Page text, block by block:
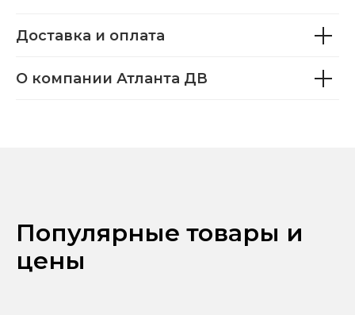
Доставка и оплата
О компании Атланта ДВ
Популярные товары и
цены